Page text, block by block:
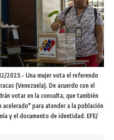
2023.- Una mujer vota el referendo
(Venezuela). De acuerdo con el
votar en la consulta, que también
acelerado" para atender a la población
y el documento de identidad. EFE/